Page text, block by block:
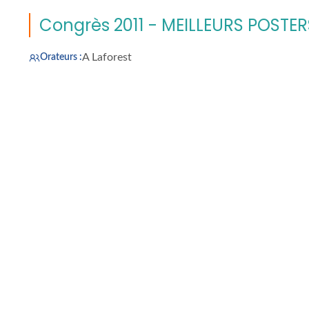
Congrès 2011 - MEILLEURS
Orateurs :A Laforest